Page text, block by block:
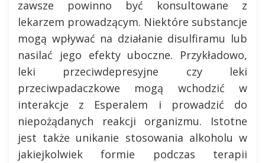
zawsze powinno być konsultowane z
lekarzem prowadzącym. Niektóre substancje
mogą wpływać na działanie disulfiramu lub
nasilać jego efekty uboczne. Przykładowo,
leki przeciwdepresyjne czy leki
przeciwpadaczkowe mogą wchodzić w
interakcje z Esperalem i prowadzić do
niepożądanych reakcji organizmu. Istotne
jest także unikanie stosowania alkoholu w
jakiejkolwiek formie podczas terapii